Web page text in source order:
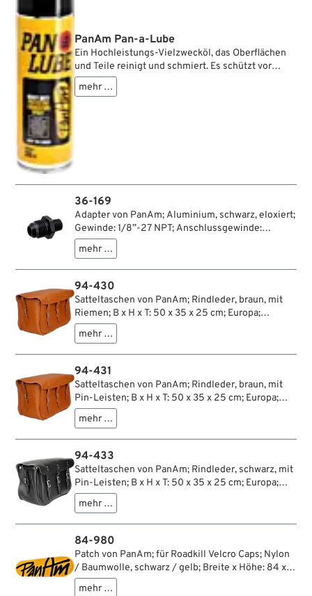
PanAm Pan-a-Lube
Ein Hochleistungs-Vielzwecköl, das Oberflächen
und Teile reinigt und schmiert. Es schützt vor
Korrosion und dringt mit seiner starken
Kapillarwirkung in den kleinsten Winkel ein. Mit
mehr …
36-169
Adapter von PanAm; Aluminium, schwarz, eloxiert;
Gewinde: 1/8”-27 NPT; Anschlussgewinde:
9/16”-18; Bruttogewicht: 10 g
mehr …
94-430
Satteltaschen von PanAm; Rindleder, braun, mit
Riemen; B x H x T: 50 x 35 x 25 cm; Europa;
Bruttogewicht: 5.2 kg
mehr …
94-431
Satteltaschen von PanAm; Rindleder, braun, mit
Pin-Leisten; B x H x T: 50 x 35 x 25 cm; Europa;
Bruttogewicht: 5.22 kg
mehr …
94-433
Satteltaschen von PanAm; Rindleder, schwarz, mit
Pin-Leisten; B x H x T: 50 x 35 x 25 cm; Europa;
Bruttogewicht: 5.22 kg
mehr …
84-980
Patch von PanAm; für Roadkill Velcro Caps; Nylon
/ Baumwolle, schwarz / gelb; Breite x Höhe: 84 x
30 mm; Bruttogewicht: 2 g
mehr …